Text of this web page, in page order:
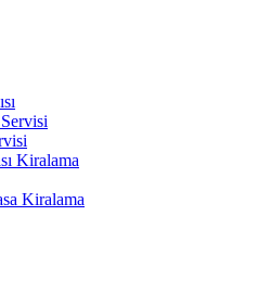
Kiralama
Kiralama